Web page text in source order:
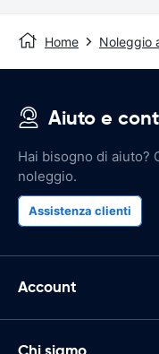
Home Noleggio
Aiuto e
Hai bisogno di aiuto?
noleggio.
Assistenza clienti
Account